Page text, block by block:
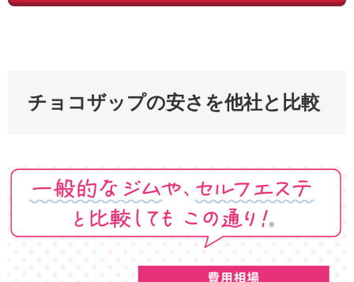
チョコザップの安さを他社と比較